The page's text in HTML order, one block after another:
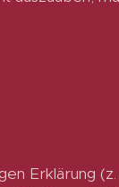
Erklärung